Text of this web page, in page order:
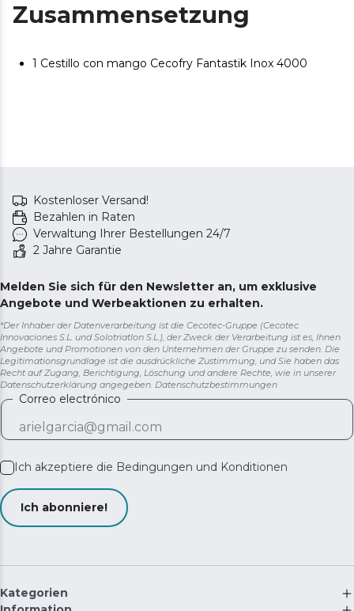
Zusammensetzung
1 Cestillo con mango Cecofry Fantastik Inox 4000
Kostenloser Versand!
Bezahlen in Raten
Verwaltung Ihrer Bestellungen 24/7
2 Jahre Garantie
Melden Sie sich für den Newsletter an, um exklusive
Angebote und Werbeaktionen zu erhalten.
*Der Inhaber der Datenverarbeitung ist die Cecotec-Gruppe (Cecotec
Innovaciones S.L. und Solotriatlon S.L.), der Zweck der Verarbeitung ist es, Ihnen
Angebote und Promotionen von den Unternehmen der Gruppe zu senden. Die
Legitimationsgrundlage ist die ausdrückliche Zustimmung, und Sie haben das
Recht auf Zugang, Berichtigung, Löschung und andere Rechte, wie in unserer
Datenschutzerklärung angegeben. Datenschutzbestimmungen
Correo electrónico
Ich akzeptiere die Bedingungen und Konditionen
Ich abonniere!
Kategorien